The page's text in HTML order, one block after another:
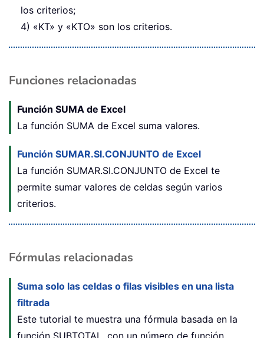
los criterios;
4) «KT» y «KTO» son los criterios.
Funciones relacionadas
Función SUMA de Excel
La función SUMA de Excel suma valores.
Función SUMAR.SI.CONJUNTO de Excel
La función SUMAR.SI.CONJUNTO de Excel te
permite sumar valores de celdas según varios
criterios.
Fórmulas relacionadas
Suma solo las celdas o filas visibles en una lista
filtrada
Este tutorial te muestra una fórmula basada en la
función SUBTOTAL, con un número de función